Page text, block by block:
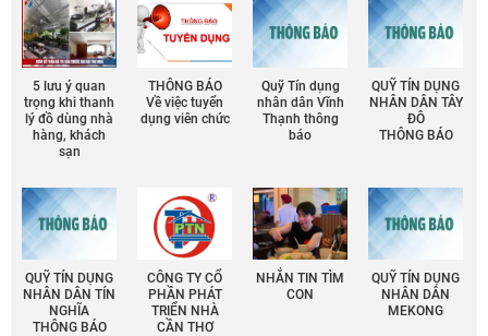
5 lưu ý quan
trọng khi thanh
lý đồ dùng nhà
hàng, khách
sạn
THÔNG BÁO
Về việc tuyển
dụng viên chức
Quỹ Tín dụng
nhân dân Vĩnh
Thạnh thông
báo
QUỸ TÍN DỤNG
NHÂN DÂN TÂY
ĐÔ
THÔNG BÁO
QUỸ TÍN DỤNG
NHÂN DÂN TÍN
NGHĨA
THÔNG BÁO
CÔNG TY CỔ
PHẦN PHÁT
TRIỂN NHÀ
CẦN THƠ
NHẮN TIN TÌM
CON
QUỸ TÍN DỤNG
NHÂN DÂN
MEKONG